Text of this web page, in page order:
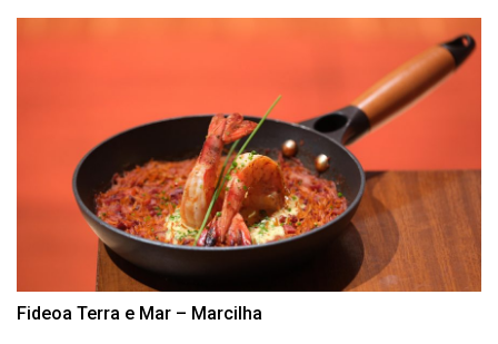
Fideoa Terra e Mar – Marcilha